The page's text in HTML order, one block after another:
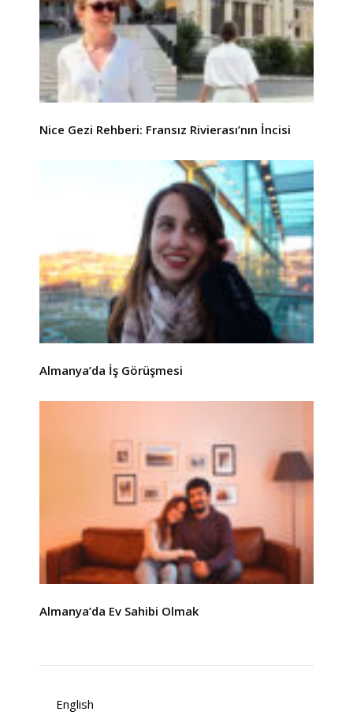
Nice Gezi Rehberi: Fransız Rivierası’nın İncisi
Almanya’da İş Görüşmesi
Almanya’da Ev Sahibi Olmak
English